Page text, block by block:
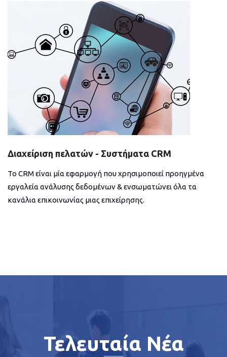
Διαχείριση πελατών - Συστήματα CRM
Το CRM είναι μία εφαρμογή που χρησιμοποιεί προηγμένα
εργαλεία ανάλυσης δεδομένων & ενσωματώνει όλα τα
κανάλια επικοινωνίας μιας επιχείρησης.
Τελευταία Νέα